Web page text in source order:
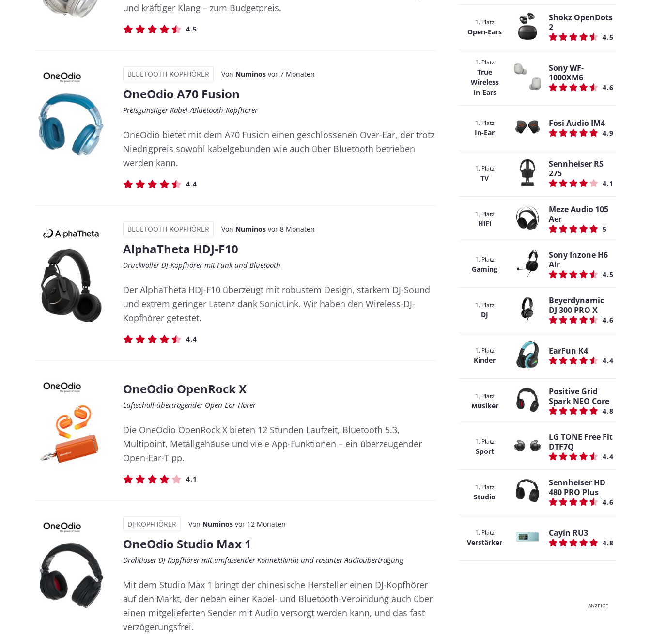
und kräftiger Klang – zum Budgetpreis.
4.5
BLUETOOTH-KOPFHÖRER Von Numinos vor 7 Monaten
OneOdio A70 Fusion
Preisgünstiger Kabel-/Bluetooth-Kopfhörer
OneOdio bietet mit dem A70 Fusion einen geschlossenen Over-Ear, der trotz
Niedrigpreis sowohl kabelgebunden wie auch über Bluetooth betrieben
werden kann.
4.4
BLUETOOTH-KOPFHÖRER Von Numinos vor 8 Monaten
AlphaTheta HDJ-F10
Druckvoller DJ-Kopfhörer mit Funk und Bluetooth
Der AlphaTheta HDJ-F10 überzeugt mit robustem Design, starkem DJ-Sound
und extrem geringer Latenz dank SonicLink. Wir haben den Wireless-DJ-
Kopfhörer getestet.
4.4
OneOdio OpenRock X
Luftschall-übertragender Open-Ear-Hörer
Die OneOdio OpenRock X bieten 12 Stunden Laufzeit, Bluetooth 5.3,
Multipoint, Metallgehäuse und viele App-Funktionen – ein überzeugender
Open-Ear-Tipp.
4.1
DJ-KOPFHÖRER Von Numinos vor 12 Monaten
OneOdio Studio Max 1
Drahtloser DJ-Kopfhörer mit umfassender Konnektivität und rasanter Audioübertragung
Mit dem Studio Max 1 bringt der chinesische Hersteller einen DJ-Kopfhörer
auf den Markt, der neben einer Kabel- und Bluetooth-Verbindung auch über
einen mitgelieferten Sender mit Audio versorgt werden kann, und das fast
verzögerungsfrei.
1. Platz
Open-Ears
Shokz OpenDots
2
4.5
1. Platz
True
Wireless
In-Ears
Sony WF-
1000XM6
4.6
1. Platz
In-Ear
Fosi Audio IM4
4.9
1. Platz
TV
Sennheiser RS
275
4.1
1. Platz
HiFi
Meze Audio 105
Aer
5
1. Platz
Gaming
Sony Inzone H6
Air
4.5
1. Platz
DJ
Beyerdynamic
DJ 300 PRO X
4.6
1. Platz
Kinder
EarFun K4
4.4
1. Platz
Musiker
Positive Grid
Spark NEO Core
4.8
1. Platz
Sport
LG TONE Free Fit
DTF7Q
4.4
1. Platz
Studio
Sennheiser HD
480 PRO Plus
4.6
1. Platz
Verstärker
Cayin RU3
4.8
ANZEIGE